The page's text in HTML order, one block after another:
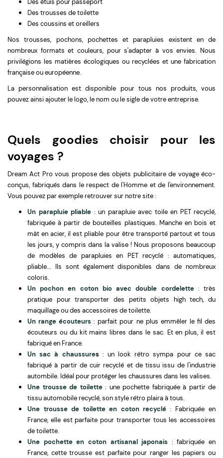
Des trousses de toilette
Des coussins et oreillers
Nos trousses, pochons, pochettes et parapluies existent en de
nombreux formats et couleurs, pour s'adapter à vos envies. Nous
privilégions les matières écologiques ou recyclées et une fabrication
française ou européenne.
La personnalisation est disponible pour tous nos produits, vous
pouvez ainsi ajouter le logo, le nom ou le sigle de votre entreprise.
Quels goodies choisir pour les
voyages ?
Dream Act Pro vous propose des objets publicitaire de voyage éco-
conçus, fabriqués dans le respect de l'Homme et de l'environnement.
Vous pouvez par exemple retrouver sur notre site :
Un parapluie pliable : un parapluie avec toile en PET recyclé,
fabriquée à partir de bouteilles plastiques. Manche en bois et
mât en acier, il est pliable pour être transporté partout et tous
les jours, y compris dans la valise ! Nous proposons beaucoup
de modèles de parapluies en PET recyclé : automatiques,
pliable... Ils sont également disponibles dans de nombreux
coloris.
Un pochon en coton bio avec double cordelette: très
pratique pour transporter des petits objets high tech, du
maquillage ou des accessoires de toilette.
Un range écouteurs : parfait pour ne plus emmêler le fil des
écouteurs ou du kit mains libres dans le sac. Et en plus, il est
fabriqué en France.
Un sac à chaussures: un look rétro sympa pour ce sac
fabriqué à partir de cuir recyclé et de tissu issu de l'industrie
autombile. Idéal pour protéger les chaussures dans les valises.
Une trousse de toilette : une pochette fabriquée à partir de
tissu automobile recyclé, son style rétro plaira à tous.
Une trousse de toilette en coton recyclé : Fabriquée en
France, elle est parfaite pour transporter tous les accessoires
de toilette.
Une pochette en coton artisanal japonais : fabriquée en
France, cette trousse est parfaite pour ranger les papiers ou